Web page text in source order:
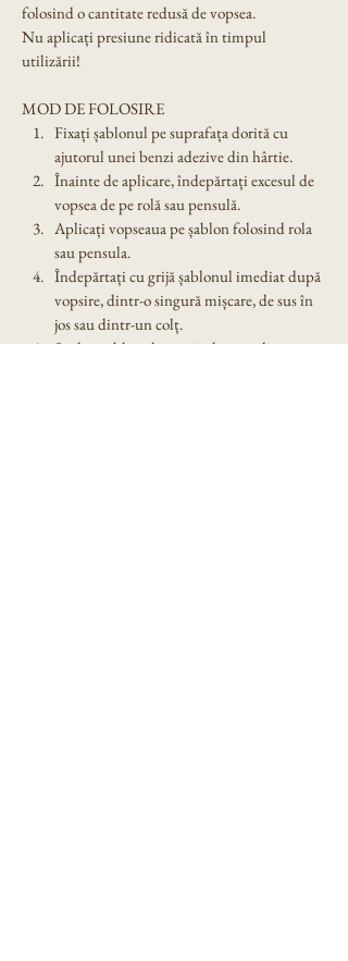
folosind o cantitate redusă de vopsea.
Nu aplicați presiune ridicată în timpul
utilizării!
MOD DE FOLOSIRE
Fixați șablonul pe suprafața dorită cu
ajutorul unei benzi adezive din hârtie.
Înainte de aplicare, îndepărtați excesul de
vopsea de pe rolă sau pensulă.
Aplicați vopseaua pe șablon folosind rola
sau pensula.
Îndepărtați cu grijă șablonul imediat după
vopsire, dintr-o singură mișcare, de sus în
jos sau dintr-un colț.
Spălați șablonul cu grijă după utilizare.